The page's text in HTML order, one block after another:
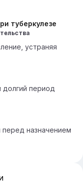
туберкулезе
устраняя
долгий период
назначением